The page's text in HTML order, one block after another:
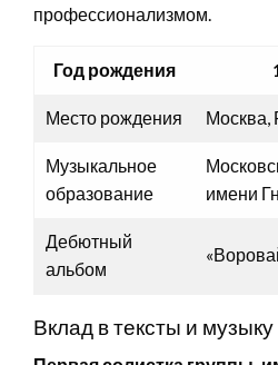
профессионализмом.
Год рождения
Место рождения Москва,
Музыкальное
образование
имени
Дебютный
альбом
Вклад в тексты и